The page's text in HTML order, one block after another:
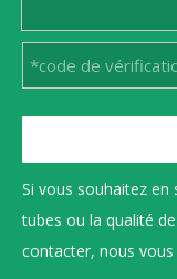
Si vous souhaitez en
tubes ou la qualité
contacter, nous